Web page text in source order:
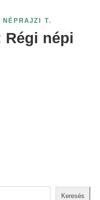
NÉPRAJZI T.
Régi népi
Keresés